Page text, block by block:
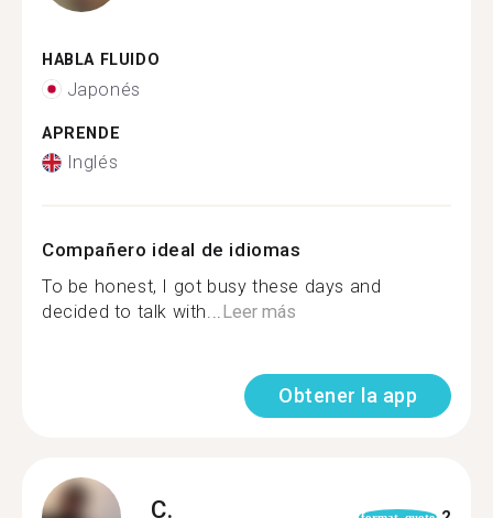
HABLA FLUIDO
Japonés
APRENDE
Inglés
Compañero ideal de idiomas
To be honest, I got busy these days and
decided to talk with...Leer más
Obtener la app
C.